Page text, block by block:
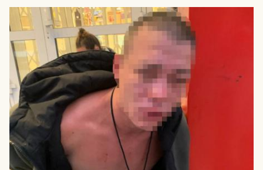
08.07 23.07
50
55
60
65
Индекс Безопасности ГВАРДИИ –
открытый проект Агентства Безопасности ГВАРДИЯ для
оценки уровня защищённости жителей города от
криминальных угроз. Подробнее >>